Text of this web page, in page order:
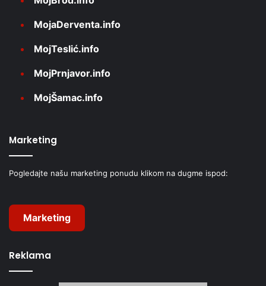
MojaDerventa.info
MojTeslić.info
MojPrnjavor.info
MojŠamac.info
Marketing
Pogledajte našu marketing ponudu klikom na dugme ispod:
Marketing
Reklama